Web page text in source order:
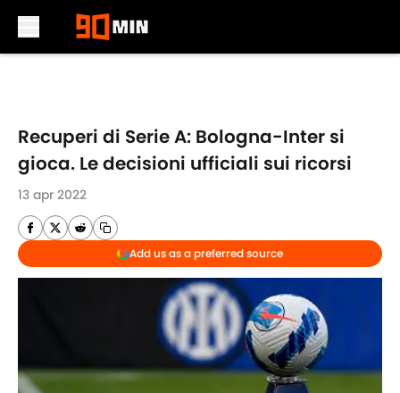
Recuperi di Serie A: Bologna-Inter si
gioca. Le decisioni ufficiali sui ricorsi
13 apr 2022
Add us as a preferred source